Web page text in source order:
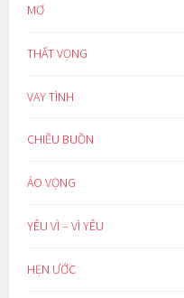
MƠ
THẤT VỌNG
VAY TÌNH
CHIỀU BUỒN
ẢO VỌNG
YÊU VÌ – VÌ YÊU
HẸN ƯỚC